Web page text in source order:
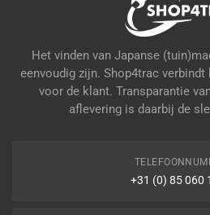
Het vinden van Japanse
eenvoudig zijn. Shop4trac
voor de klant. Transparantie
aflevering is daarbij de
+31 (0) 85 060